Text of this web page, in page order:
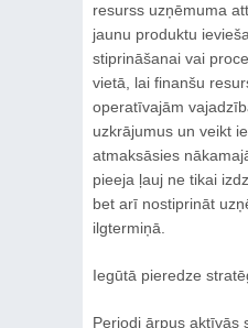
resurss uzņēmuma
jaunu produktu
stiprināšanai vai
vietā, lai finanšu
operatīvajām
uzkrājumus un veikt
atmaksāsies
pieeja ļauj ne tikai
bet arī nostiprināt
ilgtermiņā.
Iegūtā pieredze
Periodi ārpus aktīvās